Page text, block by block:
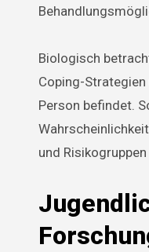
Biologisch
Coping-
Person befindet.
und